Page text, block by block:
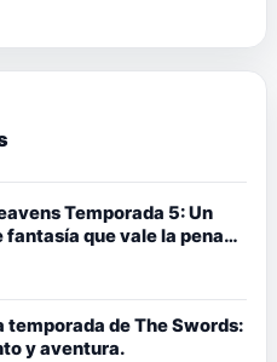
Temporada 5: Un
fantasía que vale la pena
temporada de The Swords:
y aventura.